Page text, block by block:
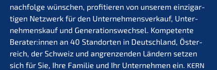
nachfolge wünschen, profi­tie­ren von unserem einzig­ar­
ti­gen Netzwerk für den Unter­nehmens­verkauf, Unter­
nehmens­kauf und Generations­wechsel. Kompe­ten­te
Berater:innen an 40 Stand­or­ten in Deutsch­land, Öster­
reich, der Schweiz und angren­zen­den Ländern setzen
sich für Sie, Ihre Familie und Ihr Unter­neh­men ein. KERN